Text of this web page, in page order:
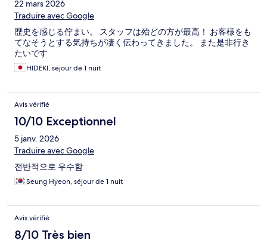
22 mars 2026
Traduire avec Google
歴史を感じる佇まい。 スタッフは殆どの方が最高！ お客様をも
てなそうとする気持ちが凄く伝わってきました。 また是非行き
たいです
HIDEKI, séjour de 1 nuit
Avis vérifié
10/10 Exceptionnel
5 janv. 2026
Traduire avec Google
전반적으로 우수함
Seung Hyeon, séjour de 1 nuit
Avis vérifié
8/10 Très bien